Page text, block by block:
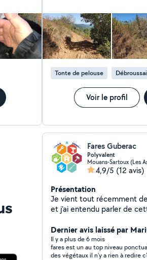
Tonte de pelouse
Voir le profil
Fares Guberac
Polyvalent
4,9/5 (12 avis)
Présentation
Je vient tout récemment
et j'ai entendu parler de
de votre jardin mais aussi
Dernier avis laissé par
Il y a plus de 6 mois
fares est un au top niveau ponctualité travaille et connaissance
des végétaux il n'y a rien à redire